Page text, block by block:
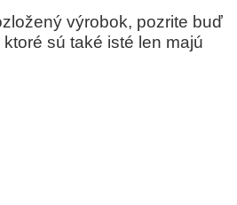
výrobok, pozrite buď
sú také isté len majú